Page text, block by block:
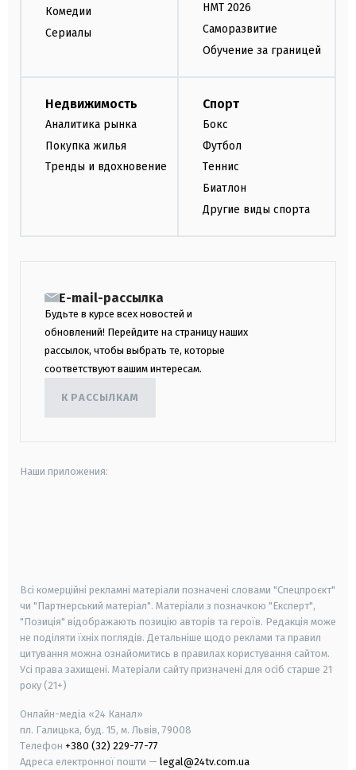
Комедии
Сериалы
НМТ 2026
Саморазвитие
Обучение за границей
Недвижимость
Аналитика рынка
Покупка жилья
Тренды и вдохновение
Спорт
Бокс
Футбол
Теннис
Биатлон
Другие виды спорта
E-mail-рассылка
Будьте в курсе всех новостей и
обновлений! Перейдите на страницу наших
рассылок, чтобы выбрать те, которые
соответствуют вашим интересам.
К РАССЫЛКАМ
Наши приложения:
Всі комерційні рекламні матеріали позначені словами "Спецпроєкт"
чи "Партнерський матеріал". Матеріали з позначкою "Експерт",
"Позиція" відображають позицію авторів та героїв. Редакція може
не поділяти їхніх поглядів. Детальніше щодо реклами та правил
цитування можна ознайомитись в правилах користування сайтом.
Усі права захищені. Матеріали сайту призначені для осіб старше 21
року (21+)
Онлайн-медіа «24 Канал»
пл. Галицька, буд. 15, м. Львів, 79008
Телефон +380 (32) 229-77-77
Адреса електронної пошти — legal@24tv.com.ua